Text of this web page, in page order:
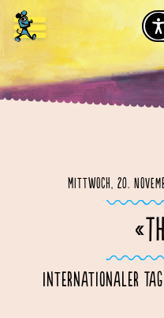
Mittwoch, 20.
Internationaler